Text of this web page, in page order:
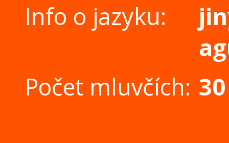
Info o jazyku:
Počet mluvčích: